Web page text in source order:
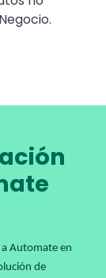
Automate en
de